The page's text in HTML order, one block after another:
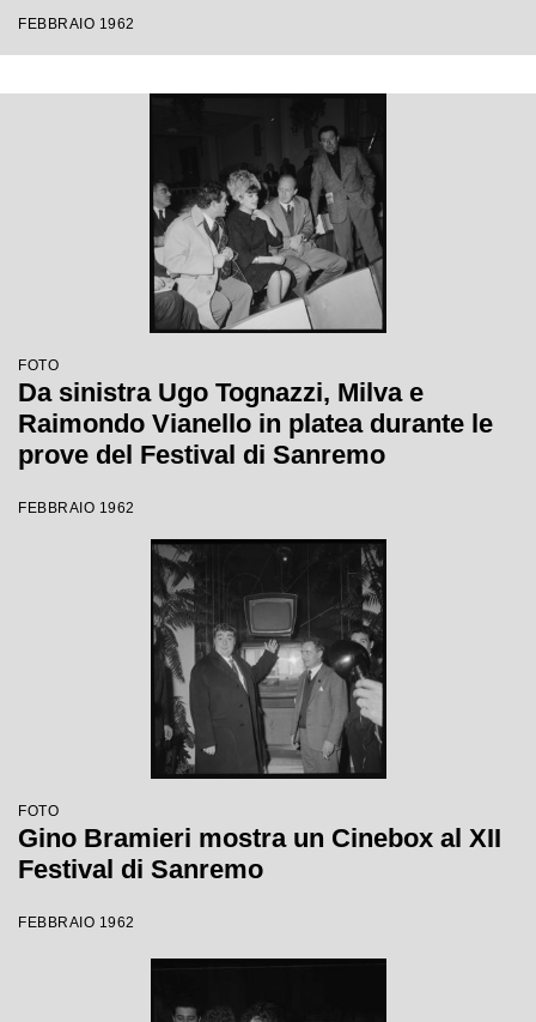
FEBBRAIO 1962
FOTO
Da sinistra Ugo Tognazzi, Milva e
Raimondo Vianello in platea durante le
prove del Festival di Sanremo
FEBBRAIO 1962
FOTO
Gino Bramieri mostra un Cinebox al XII
Festival di Sanremo
FEBBRAIO 1962